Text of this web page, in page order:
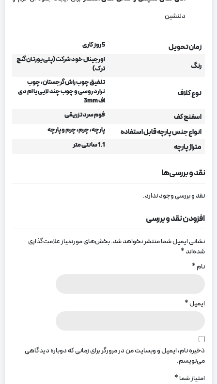
دلنشین
زمان تحویل 5 روز کاری
رنگ
اورجینال خود شرکت (پلی یورتان گنج
ترک)
نوع کلاف
تلفیق چوب راش گرجستان، چوب
نرارد روسی و چوب چند لایی یا ام دی
اف 3mm
اسفنج کف فوم سرد تزریقی
انواع جنس پارچه قابل استفاده پارچه، چرم، چرم و پارچه
متراژ پارچه 1.1 سانتی متر
نقد و بررسی‌ها
نقد و بررسی وجود ندارد.
افزودن نقد و بررسی
نشانی ایمیل شما منتشر نخواهد شد.بخش‌های موردنیاز علامت‌گذاری
شده‌اند*
نام*
ایمیل*
ذخیره نام، ایمیل و وبسایت من در مرورگر برای زمانی که دوباره دیدگاهی
می‌نویسم.
امتیاز شما*